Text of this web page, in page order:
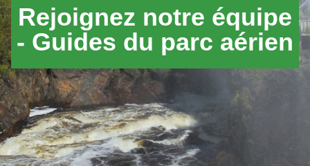
Rejoignez notre équipe
- Guides du parc aérien